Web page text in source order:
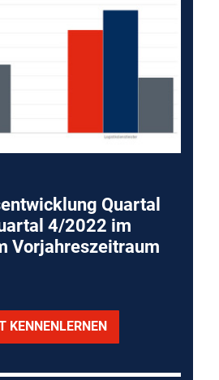
Quartal
4/2022 im
Vorjahreszeitraum
KENNENLERNEN